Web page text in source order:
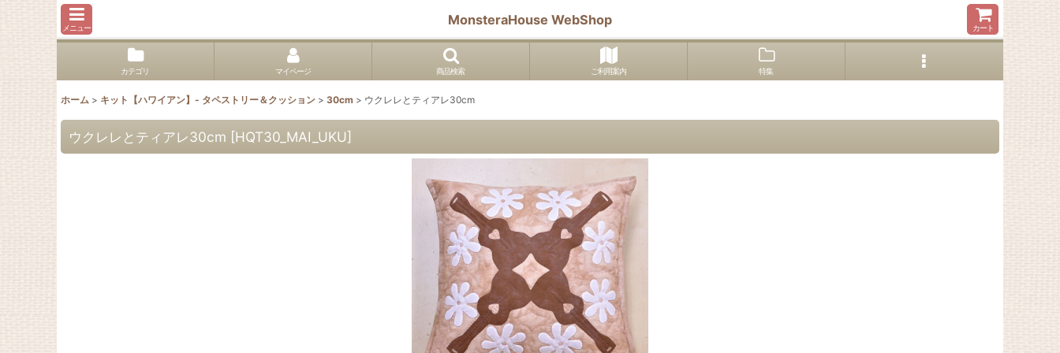
メニュー
MonsteraHouse WebShop
カート
カテゴリ マイページ 商品検索 ご利用案内 特集
ホーム > キット【ハワイアン】- タペストリー＆クッション > 30cm > ウクレレとティアレ30cm
ウクレレとティアレ30cm [HQT30_MAI_UKU]